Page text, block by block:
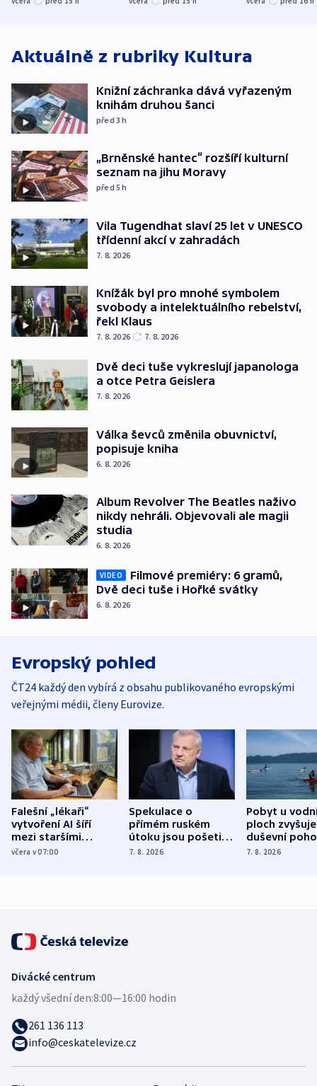
Aktuálně z rubriky Kultura
Knižní záchranka dává vyřazeným
knihám druhou šanci
před 3h
„Brněnské hantec“ rozšíří kulturní
seznam na jihu Moravy
před 5h
Vila Tugendhat slaví 25 let v UNESCO
třídenní akcí v zahradách
7. 8. 2026
Knížák byl pro mnohé symbolem
svobody a intelektuálního rebelství,
řekl Klaus
7. 8. 2026 7. 8. 2026
Dvě deci tuše vykreslují japanologa
a otce Petra Geislera
7. 8. 2026
Válka ševců změnila obuvnictví,
popisuje kniha
6. 8. 2026
Album Revolver The Beatles naživo
nikdy nehráli. Objevovali ale magii
studia
6. 8. 2026
VIDEO
Filmové premiéry: 6 gramů,
Dvě deci tuše i Hořké svátky
6. 8. 2026
Evropský pohled
ČT24 každý den vybírá z obsahu publikovaného evropskými
veřejnými médii, členy Eurovize.
Falešní „lékaři“
vytvoření AI šíří
mezi staršími
Poláky nebezpečné
včera v 07:00
Spekulace o
přímém ruském
útoku jsou pošetilé,
míní estonský
7. 8. 2026
Pobyt u
ploch zvyšuje
duševní
ukázala
7. 8. 2026
Divácké centrum
každý všední den:8:00—16:00 hodin
261 136 113
info@ceskatelevize.cz